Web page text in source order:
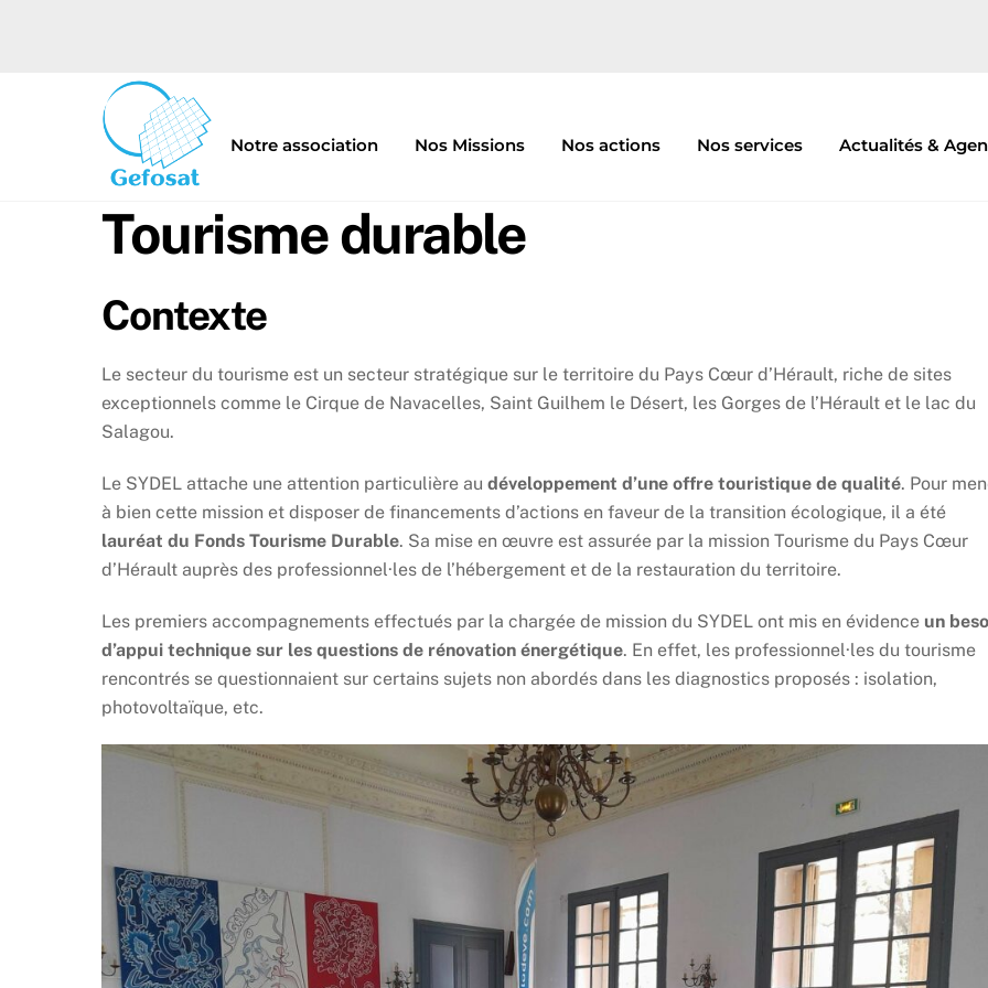
Notre association Nos Missions Nos actions Nos services Actualités &
Tourisme durable
Contexte
Le secteur du tourisme est un secteur stratégique sur le territoire du Pays Cœur d’Hérault, riche de sites
exceptionnels comme le Cirque de Navacelles, Saint Guilhem le Désert, les Gorges de l’Hérault et le lac du
Salagou.
Le SYDEL attache une attention particulière au développement d’une offre touristique de qualité. Pour
à bien cette mission et disposer de financements d’actions en faveur de la transition écologique, il a été
lauréat du Fonds Tourisme Durable. Sa mise en œuvre est assurée par la mission Tourisme du Pays Cœur
d’Hérault auprès des professionnel·les de l’hébergement et de la restauration du territoire.
Les premiers accompagnements effectués par la chargée de mission du SYDEL ont mis en évidence un
d’appui technique sur les questions de rénovation énergétique. En effet, les professionnel·les du tourisme
rencontrés se questionnaient sur certains sujets non abordés dans les diagnostics proposés : isolation,
photovoltaïque, etc.